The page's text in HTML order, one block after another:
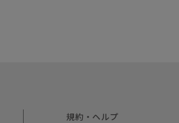
規約・ヘルプ